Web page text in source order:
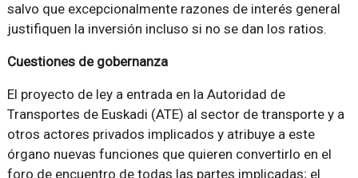
salvo que excepcionalmente razones de interés general
justifiquen la inversión incluso si no se dan los ratios.
Cuestiones de gobernanza
El proyecto de ley a entrada en la Autoridad de
Transportes de Euskadi (ATE) al sector de transporte y a
otros actores privados implicados y atribuye a este
órgano nuevas funciones que quieren convertirlo en el
foro de encuentro de todas las partes implicadas; el